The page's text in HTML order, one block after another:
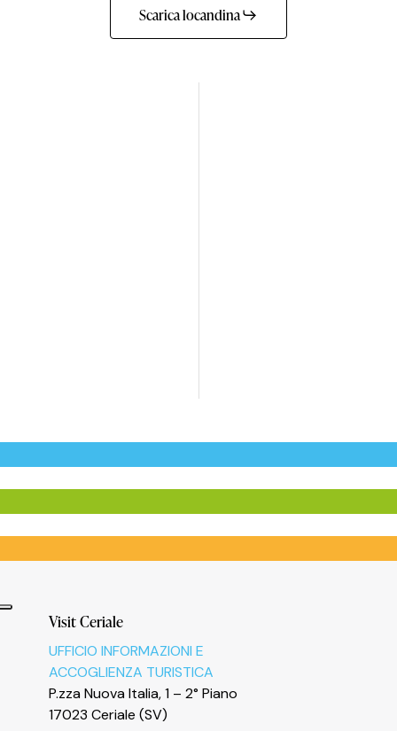
Scarica locandina
Visit Ceriale
UFFICIO INFORMAZIONI E
ACCOGLIENZA TURISTICA
P.zza Nuova Italia, 1 – 2° Piano
17023 Ceriale (SV)